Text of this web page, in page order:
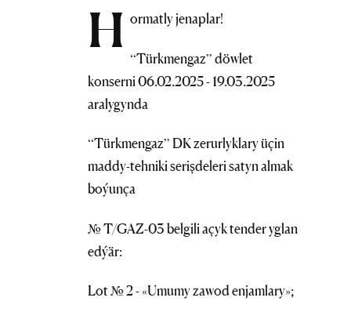
H ormatly jenaplar!
“Türkmengaz” döwlet
konserni 06.02.2025 - 19.03.2025
aralygynda
“Türkmengaz” DK zerurlyklary üçin
maddy-tehniki serişdeleri satyn almak
boýunça
№ T/GAZ-03 belgili açyk tender yglan
edýär:
Lot № 2 - «Umumy zawod enjamlary»;